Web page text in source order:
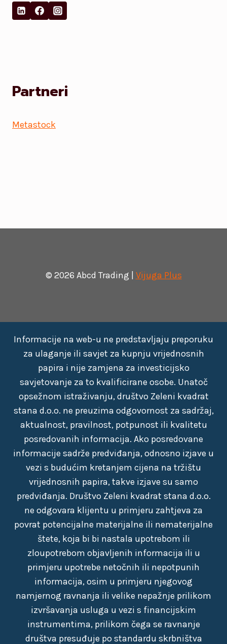
Partneri
Metastock
© 2026 Abcd Trading | Vijuga Plus
Informacije na web-u ne predstavljaju preporuku
za ulaganje ili savjet za kupnju vrijednosnih
papira i nije zamjena za investicijsko
savjetovanje za to kvalificirane osobe. Unatoč
opsežnom istraživanju, društvo Zeleni kvadrat
stana d.o.o. ne preuzima odgovornost za sadržaj,
aktualnost, pravilnost, potpunost ili kvalitetu
posredovanih informacija. Ako posredovane
informacije sadrže predviđanja, odnosno izjave u
vezi s budućim kretanjem cijena na tržištu
vrijednosnih papira, takve izjave su samo
predviđanja. Društvo Zeleni kvadrat stana d.o.o.
ne odgovara klijentu u primjeru zahtjeva za
povrat potencijalne materijalne ili nematerijalne
štete, koja bi bi nastala upotrebom ili
zloupotrebom objavljenih informacija ili u
primjeru upotrebe netočnih ili nepotpunih
informacija, osim u primjeru njegovog
namjernog ravnanja ili velike nepažnje prilikom
izvršavanja usluga u vezi s financijskim
instrumentima, prilikom čega se ravnanje
društva presuđuje po standardu skrbništva